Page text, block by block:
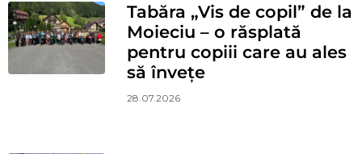
Tabăra „Vis de copil” de la
Moieciu – o răsplată
pentru copiii care au ales
să învețe
28.07.2026